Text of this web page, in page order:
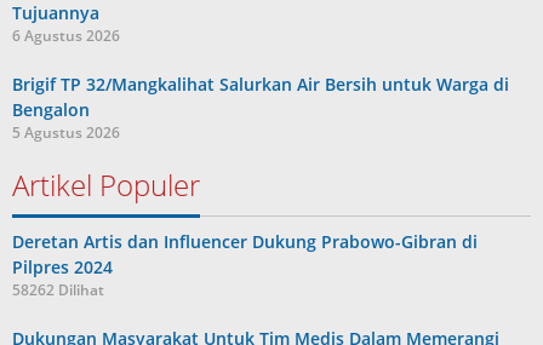
Tujuannya
6 Agustus 2026
Brigif TP 32/Mangkalihat Salurkan Air Bersih untuk Warga di
Bengalon
5 Agustus 2026
Artikel Populer
Deretan Artis dan Influencer Dukung Prabowo-Gibran di
Pilpres 2024
58262 Dilihat
Dukungan Masyarakat Untuk Tim Medis Dalam Memerangi